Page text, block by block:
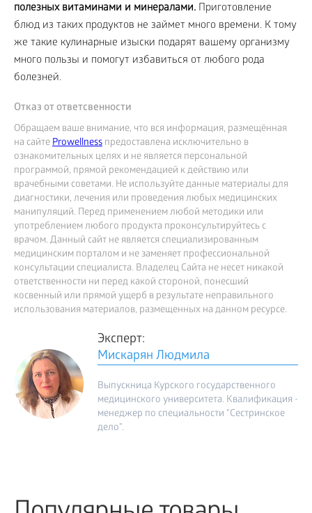
полезных витаминами и минералами. Приготовление
блюд из таких продуктов не займет много времени. К тому
же такие кулинарные изыски подарят вашему организму
много пользы и помогут избавиться от любого рода
болезней.
Отказ от ответсвенности
Обращаем ваше внимание, что вся информация, размещённая
на сайтеProwellness предоставлена исключительно в
ознакомительных целях и не является персональной
программой, прямой рекомендацией к действию или
врачебными советами. Не используйте данные материалы для
диагностики, лечения или проведения любых медицинских
манипуляций. Перед применением любой методики или
употреблением любого продукта проконсультируйтесь с
врачом. Данный сайт не является специализированным
медицинским порталом и не заменяет профессиональной
консультации специалиста. Владелец Сайта не несет никакой
ответственности ни перед какой стороной, понесший
косвенный или прямой ущерб в результате неправильного
использования материалов, размещенных на данном ресурсе.
Эксперт:
Мискарян Людмила
Выпускница Курского государственного
медицинского университета. Квалификация -
менеджер по специальности "Сестринское
дело".